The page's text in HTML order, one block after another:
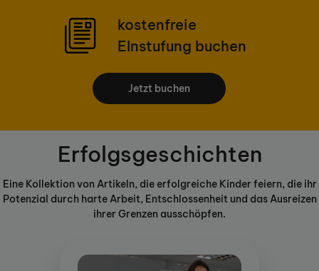
kostenfreie
EInstufung buchen
Jetzt buchen
Erfolgsgeschichten
Eine Kollektion von Artikeln, die erfolgreiche Kinder feiern, die ihr
Potenzial durch harte Arbeit, Entschlossenheit und das Ausreizen
ihrer Grenzen ausschöpfen.